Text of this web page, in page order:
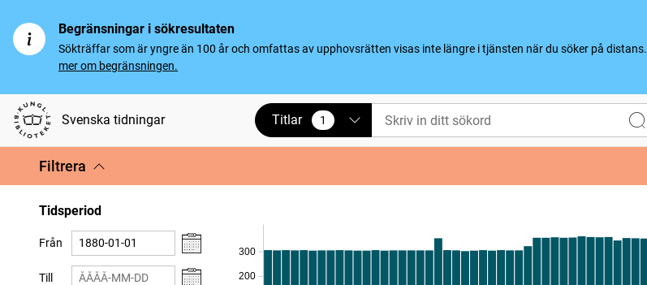
Begränsningar i sökresultaten
Sökträffar som är yngre än 100 år och omfattas av upphovsrätten visas inte längre i tjänsten när du söker på distans.
mer om begränsningen.
Svenska tidningar Titlar 1
vald
Filtrera
Tidsperiod
Från
Till 200
300